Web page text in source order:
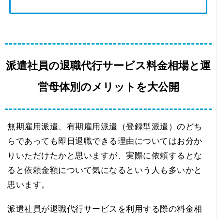
派遣社員の退職代行サービス料金相場と運
営母体別のメリットを大公開
無期雇用派遣、有期雇用派遣（登録型派遣）のどち
らであっても即日退職できる理由についてはお分か
りいただけたかと思いますが、実際に依頼するとな
ると依頼金額について気になるという人も多いかと
思います。
派遣社員が退職代行サービスを利用する際の料金相